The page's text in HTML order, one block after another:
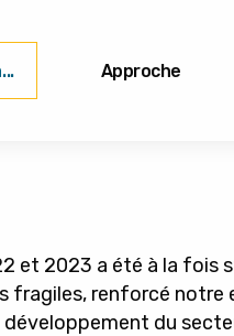
Approche
et 2023 a été à la
fragiles, renforcé
du